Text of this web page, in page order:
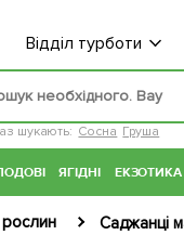
Відділ турботи
шукають: Сосна Груша
ЯГІДНІ ЕКЗОТИКА
рослин Саджанці